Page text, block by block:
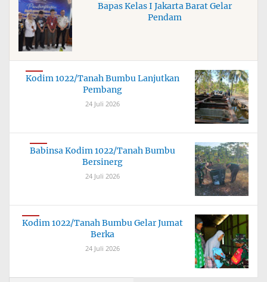
Bapas Kelas I Jakarta Barat Gelar
Pendam
Kodim 1022/Tanah Bumbu Lanjutkan
Pembang
24 Juli 2026
Babinsa Kodim 1022/Tanah Bumbu
Bersinerg
24 Juli 2026
Kodim 1022/Tanah Bumbu Gelar Jumat
Berka
24 Juli 2026